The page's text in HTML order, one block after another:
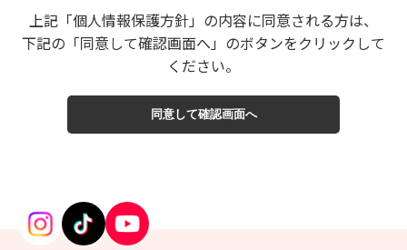
当法人は、お客さまの個人情報を正確かつ最新の状態
に保ち、個人情報への不正アクセス・紛失・破損・改
ざん・漏洩などを防止するため、セキュリティシステ
ムの維持・管理体制の整備・社員教育の徹底等の必要
な措置を講じ、安全対策を実施し個人情報の厳重な管
ご連絡や業務のご案内やご質問に対する回答として、
電子メールや資料のご送付に利用いたします。
上記「個人情報保護方針」の内容に同意される方は、
下記の「同意して確認画面へ」のボタンをクリックして
ください。